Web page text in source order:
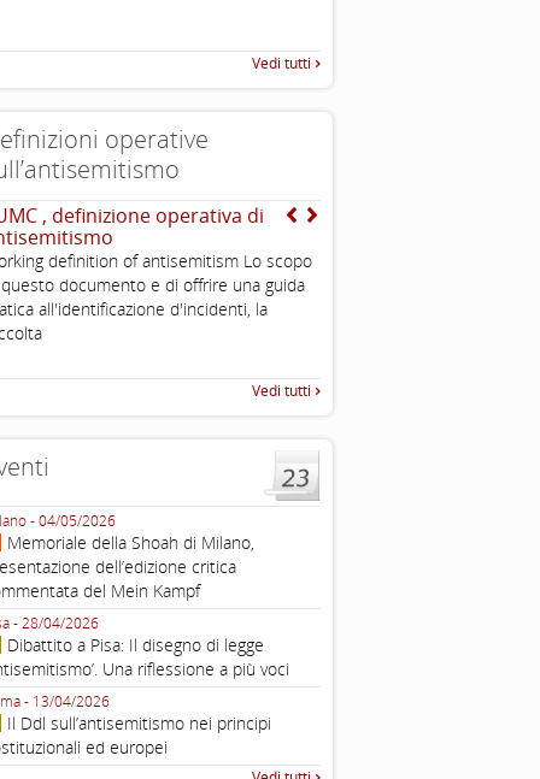
Vedi tutti
operative
, definizione operativa di
definition of antisemitism Lo scopo
documento e di offrire una guida
all'identificazione d'incidenti, la
Vedi tutti
- 04/05/2026
Memoriale della Shoah di Milano,
dell’edizione critica
del Mein Kampf
- 28/04/2026
Dibattito a Pisa: Il disegno di legge
Una riflessione a più voci
- 13/04/2026
Il Ddl sull’antisemitismo nei principi
ed europei